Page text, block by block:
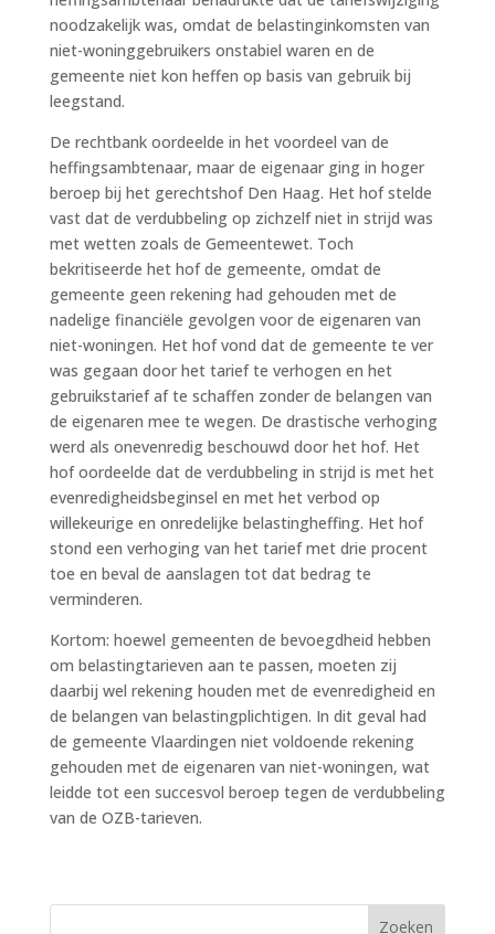
noodzakelijk was, omdat de belastinginkomsten van
niet-woninggebruikers onstabiel waren en de
gemeente niet kon heffen op basis van gebruik bij
leegstand.
De rechtbank oordeelde in het voordeel van de
heffingsambtenaar, maar de eigenaar ging in hoger
beroep bij het gerechtshof Den Haag. Het hof stelde
vast dat de verdubbeling op zichzelf niet in strijd was
met wetten zoals de Gemeentewet. Toch
bekritiseerde het hof de gemeente, omdat de
gemeente geen rekening had gehouden met de
nadelige financiële gevolgen voor de eigenaren van
niet-woningen. Het hof vond dat de gemeente te ver
was gegaan door het tarief te verhogen en het
gebruikstarief af te schaffen zonder de belangen van
de eigenaren mee te wegen. De drastische verhoging
werd als onevenredig beschouwd door het hof. Het
hof oordeelde dat de verdubbeling in strijd is met het
evenredigheidsbeginsel en met het verbod op
willekeurige en onredelijke belastingheffing. Het hof
stond een verhoging van het tarief met drie procent
toe en beval de aanslagen tot dat bedrag te
verminderen.
Kortom: hoewel gemeenten de bevoegdheid hebben
om belastingtarieven aan te passen, moeten zij
daarbij wel rekening houden met de evenredigheid en
de belangen van belastingplichtigen. In dit geval had
de gemeente Vlaardingen niet voldoende rekening
gehouden met de eigenaren van niet-woningen, wat
leidde tot een succesvol beroep tegen de verdubbeling
van de OZB-tarieven.